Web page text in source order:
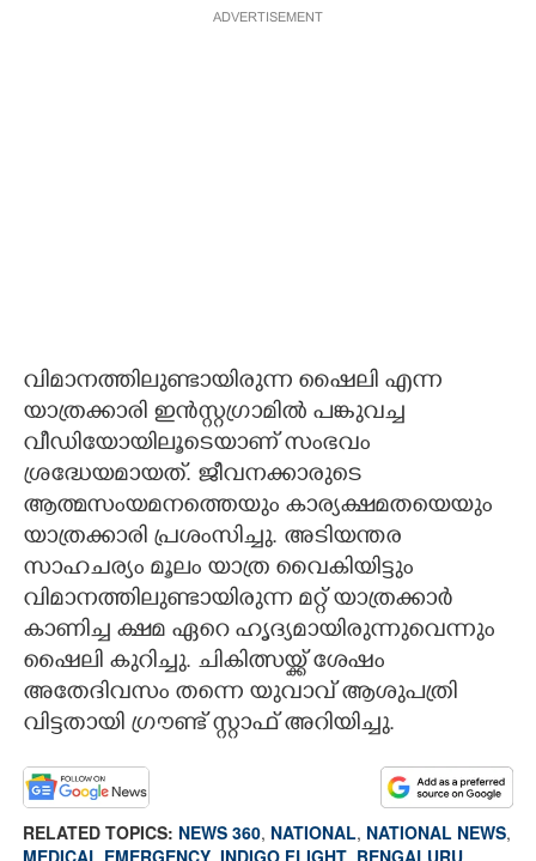
ADVERTISEMENT
വിമാനത്തിലുണ്ടായിരുന്ന ഷൈലി എന്ന
യാത്രക്കാരി ഇൻസ്റ്റഗ്രാമിൽ പങ്കുവച്ച
വീഡിയോയിലൂടെയാണ് സംഭവം
ശ്രദ്ധേയമായത്. ജീവനക്കാരുടെ
ആത്മസംയമനത്തെയും കാര്യക്ഷമതയെയും
യാത്രക്കാരി പ്രശംസിച്ചു. അടിയന്തര
സാഹചര്യം മൂലം യാത്ര വൈകിയിട്ടും
വിമാനത്തിലുണ്ടായിരുന്ന മറ്റ് യാത്രക്കാർ
കാണിച്ച ക്ഷമ ഏറെ ഹൃദ്യമായിരുന്നുവെന്നും
ഷൈലി കുറിച്ചു. ചികിത്സയ്ക്ക് ശേഷം
അതേദിവസം തന്നെ യുവാവ് ആശുപത്രി
വിട്ടതായി ഗ്രൗണ്ട് സ്റ്റാഫ് അറിയിച്ചു.
RELATED TOPICS: NEWS 360, NATIONAL, NATIONAL NEWS,
MEDICAL EMERGENCY INDIGO FLIGHT BENGALURU